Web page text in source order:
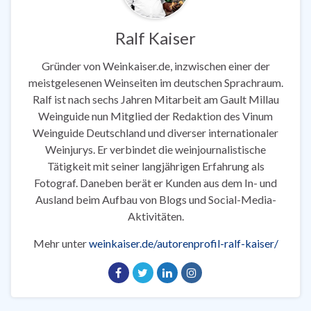
Ralf Kaiser
Gründer von Weinkaiser.de, inzwischen einer der
meistgelesenen Weinseiten im deutschen Sprachraum.
Ralf ist nach sechs Jahren Mitarbeit am Gault Millau
Weinguide nun Mitglied der Redaktion des Vinum
Weinguide Deutschland und diverser internationaler
Weinjurys. Er verbindet die weinjournalistische
Tätigkeit mit seiner langjährigen Erfahrung als
Fotograf. Daneben berät er Kunden aus dem In- und
Ausland beim Aufbau von Blogs und Social-Media-
Aktivitäten.
Mehr unterweinkaiser.de/autorenprofil-ralf-kaiser/